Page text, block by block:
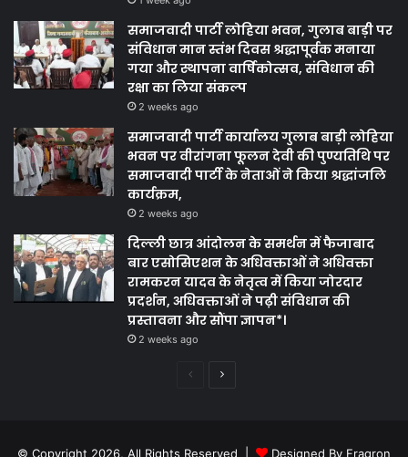
समाजवादी पार्टी लोहिया भवन, गुलाब बाड़ी पर
संविधान मान स्तंभ दिवस श्रद्धापूर्वक मनाया
गया और स्थापना वार्षिकोत्सव, संविधान की
रक्षा का लिया संकल्प
2 weeks ago
समाजवादी पार्टी कार्यालय गुलाब बाड़ी लोहिया
भवन पर वीरांगना फूलन देवी की पुण्यतिथि पर
समाजवादी पार्टी के नेताओं ने किया श्रद्धांजलि
कार्यक्रम,
2 weeks ago
दिल्ली छात्र आंदोलन के समर्थन में फैजाबाद
बार एसोसिएशन के अधिवक्ताओं ने अधिवक्ता
रामकरन यादव के नेतृत्व में किया जोरदार
प्रदर्शन, अधिवक्ताओं ने पढ़ी संविधान की
प्रस्तावना और सौंपा ज्ञापन*।
2 weeks ago
PreviousNext
© Copyright 2026, All Rights Reserved | Designed By Fragron